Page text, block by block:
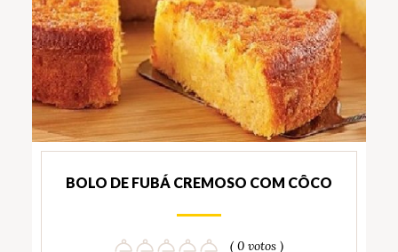
BOLO DE FUBÁ CREMOSO COM CÔCO
( 0 votos )